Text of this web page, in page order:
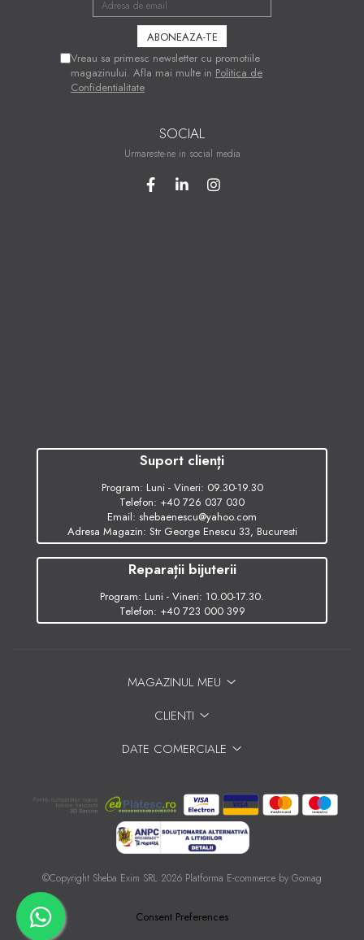
Vreau sa primesc newsletter cu promotiile
magazinului. Afla mai multe in Politica de
Confidentialitate
SOCIAL
Urmareste-ne in social media
Suport clienți
Program: Luni - Vineri: 09.30-19.30
Telefon: +40 726 037 030
Email: shebaenescu@yahoo.com
Adresa Magazin: Str George Enescu 33, Bucuresti
Reparații bijuterii
Program: Luni - Vineri: 10.00-17.30.
Telefon: +40 723 000 399
MAGAZINUL MEU
CLIENTI
DATE COMERCIALE
©Copyright Sheba Exim SRL 2026 Platforma E-commerce by Gomag
Consent Preferences